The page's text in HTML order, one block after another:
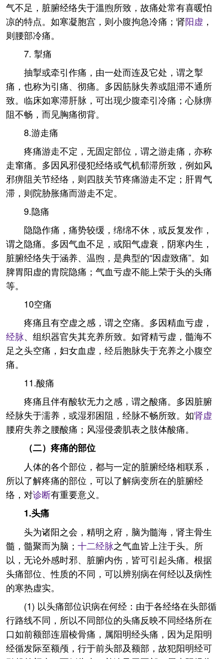
气不足，脏腑经络失于溫煦所致，故痛处常有喜暖怕
凉的特点。如寒凝胞宫，则小腹拘急冷痛；肾阳虚 ，
则腰部冷痛。
7. 掣痛
抽掣或牵引作痛，由一处而连及它处，谓之掣
痛，也称为引痛、彻痛。多因筋脉失养或阻滞不通所
致。临床如寒滞肝脉，可出现少腹牵引冷痛；心脉痹
阻不畅，而见胸痛彻背。
8.游走痛
疼痛游走不定，无固定部位，谓之游走痛，亦称
走窜痛。多因风邪侵犯经络或气机郁滞所致，例如风
邪痹阻关节经络，则四肢关节疼痛游走不定；肝胃气
滞，则院胁胀痛而游走不定。
9.隐痛
隐隐作痛，痛势较缓，绵绵不休，或反复发作，
谓之隐痛。多因气血不足，或阳气虚衰，阴寒内生，
脏腑经络失于涵养、温煦，是典型的“因虚致痛”。如
脾胃阳虚的胄院隐痛；气血亏虚不能上荣于头的头痛
等。
10空痛
疼痛且有空虚之感，谓之空痛。多因精血亏虚，
经脉、组织器官失其充养所致。如肾精亏虚，髓海不
足之头空痛，妇女血虚，经后胞脉失于充养之小腹空
痛。
11.酸痛
疼痛且伴有酸软无力之感，谓之酸痛。多因脏腑
经脉失于濡养，或湿邪困阻，经脉不畅所致。如肾虚
腰府失养之腰酸痛；风湿侵袭肌表之肢体酸痛。
（二）疼痛的部位
人体的各个部位，都与一定的脏腑经络相联系，
所以了解疼痛的部位，可以了解病变所在的脏腑经
络，对诊断有重要意义。
1.头痛
头为诸阳之会，精明之府，脑为髓海，肾主骨生
髓，髓聚而为脑； 十二经脉之气血皆上注于头。所
以，无论外感时邪、脏腑内伤，皆可引起头痛。根据
头痛部位、性质的不同，可以辨别病在何经以及病性
的寒热虚实。
(1) 以头痛部位识病在何经：由于各经络在头部循
行路线不同，所以不同部位的头痛反映不同经络所在
口如前额部连眉棱骨痛，属阳明经头痛，因为足阳明
经循发际至额颅，行于前头部及额部，故犯阳明经可